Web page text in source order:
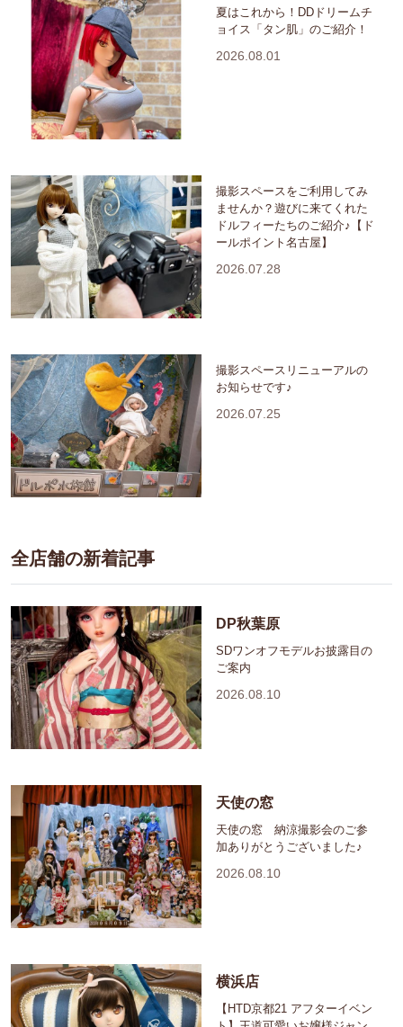
夏はこれから！DDドリームチ
ョイス「タン肌」のご紹介！
2026.08.01
撮影スペースをご利用してみ
ませんか？遊びに来てくれた
ドルフィーたちのご紹介♪【ド
ールポイント名古屋】
2026.07.28
撮影スペースリニューアルの
お知らせです♪
2026.07.25
全店舗の新着記事
DP秋葉原
SDワンオフモデルお披露目の
ご案内
2026.08.10
天使の窓
天使の窓 納涼撮影会のご参
加ありがとうございました♪
2026.08.10
横浜店
【HTD京都21 アフターイベン